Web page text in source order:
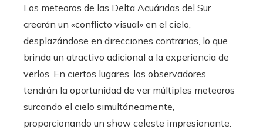
Los meteoros de las Delta Acuáridas del Sur
crearán un «conflicto visual» en el cielo,
desplazándose en direcciones contrarias, lo que
brinda un atractivo adicional a la experiencia de
verlos. En ciertos lugares, los observadores
tendrán la oportunidad de ver múltiples meteoros
surcando el cielo simultáneamente,
proporcionando un show celeste impresionante.